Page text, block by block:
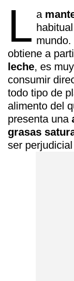
L a
obtiene a
leche, es
consumir
todo tipo de
alimento del
presenta una
grasas
ser